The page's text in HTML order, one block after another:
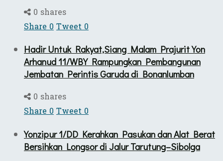
0 shares
Share0Tweet0
Hadir Untuk Rakyat,Siang Malam Prajurit Yon
Arhanud 11/WBY Rampungkan Pembangunan
Jembatan Perintis Garuda di Bonanlumban
0 shares
Share0Tweet0
Yonzipur 1/DD Kerahkan Pasukan dan Alat Berat
Bersihkan Longsor di Jalur Tarutung–Sibolga